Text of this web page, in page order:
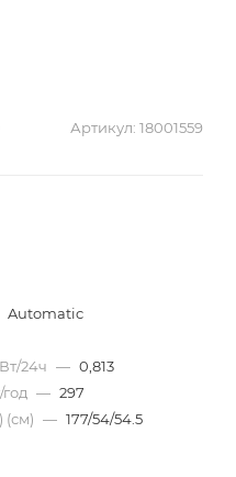
Артикул: 18001559
Automatic
24ч — 0,813
— 297
(см) — 177/54/54.5